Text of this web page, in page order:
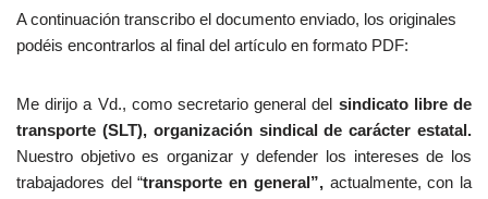
A continuación transcribo el documento enviado, los originales
podéis encontrarlos al final del artículo en formato PDF:
Me dirijo a Vd., como secretario general del sindicato libre de
transporte (SLT), organización sindical de carácter estatal.
Nuestro objetivo es organizar y defender los intereses de los
trabajadores del “transporte en general”, actualmente, con la